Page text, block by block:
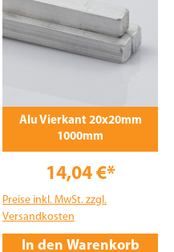
Alu Vierkant 20x20mm
1000mm
14,04 €*
Preise inkl. MwSt. zzgl.
Versandkosten
In den Warenkorb